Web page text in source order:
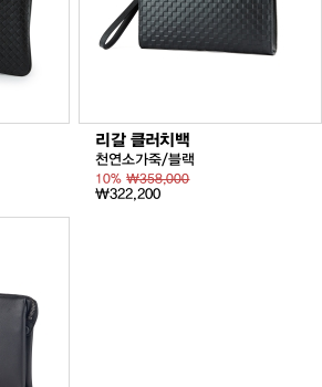
리갈 클러치백
천연소가죽/블랙
10%₩358,000
₩322,200